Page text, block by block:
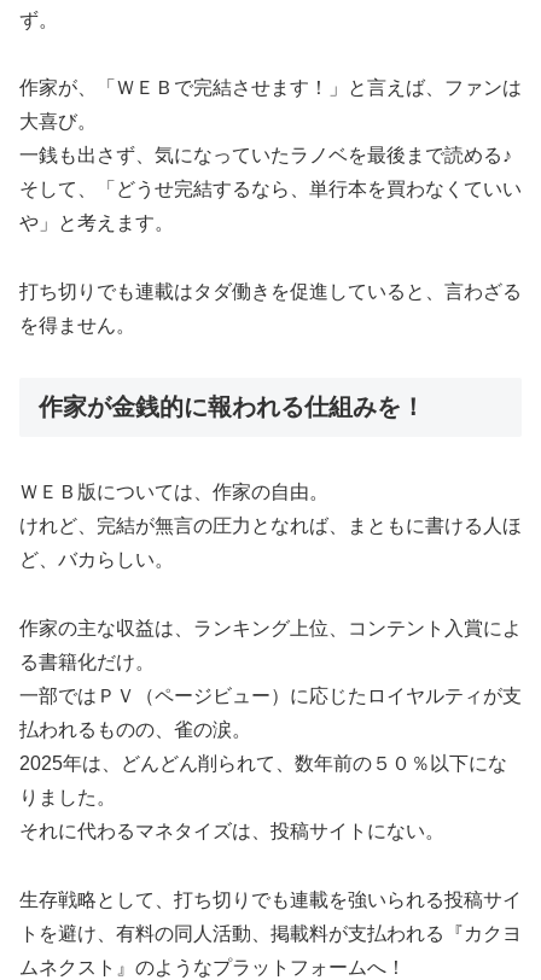
ず。
作家が、「ＷＥＢで完結させます！」と言えば、ファンは
大喜び。
一銭も出さず、気になっていたラノベを最後まで読める♪
そして、「どうせ完結するなら、単行本を買わなくていい
や」と考えます。
打ち切りでも連載はタダ働きを促進していると、言わざる
を得ません。
作家が金銭的に報われる仕組みを！
ＷＥＢ版については、作家の自由。
けれど、完結が無言の圧力となれば、まともに書ける人ほ
ど、バカらしい。
作家の主な収益は、ランキング上位、コンテント入賞によ
る書籍化だけ。
一部ではＰＶ（ページビュー）に応じたロイヤルティが支
払われるものの、雀の涙。
2025年は、どんどん削られて、数年前の５０％以下にな
りました。
それに代わるマネタイズは、投稿サイトにない。
生存戦略として、打ち切りでも連載を強いられる投稿サイ
トを避け、有料の同人活動、掲載料が支払われる『カクヨ
ムネクスト』のようなプラットフォームへ！